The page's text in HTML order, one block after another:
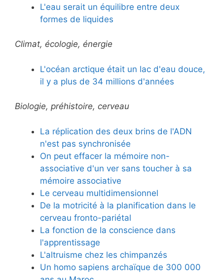
L'eau serait un équilibre entre deux
formes de liquides
Climat, écologie, énergie
L'océan arctique était un lac d'eau douce,
il y a plus de 34 millions d'années
Biologie, préhistoire, cerveau
La réplication des deux brins de l'ADN
n'est pas synchronisée
On peut effacer la mémoire non-
associative d'un ver sans toucher à sa
mémoire associative
Le cerveau multidimensionnel
De la motricité à la planification dans le
cerveau fronto-pariétal
La fonction de la conscience dans
l'apprentissage
L'altruisme chez les chimpanzés
Un homo sapiens archaïque de 300 000